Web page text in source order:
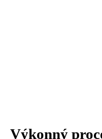
Výkonný